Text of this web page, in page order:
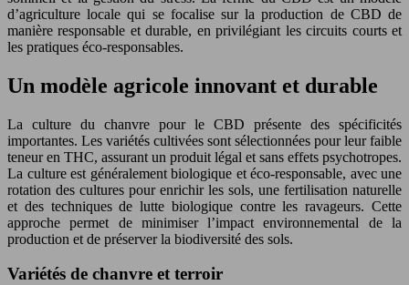
d’agriculture locale qui se focalise sur la production de CBD de
manière responsable et durable, en privilégiant les circuits courts et
les pratiques éco-responsables.
Un modèle agricole innovant et durable
La culture du chanvre pour le CBD présente des spécificités
importantes. Les variétés cultivées sont sélectionnées pour leur faible
teneur en THC, assurant un produit légal et sans effets psychotropes.
La culture est généralement biologique et éco-responsable, avec une
rotation des cultures pour enrichir les sols, une fertilisation naturelle
et des techniques de lutte biologique contre les ravageurs. Cette
approche permet de minimiser l’impact environnemental de la
production et de préserver la biodiversité des sols.
Variétés de chanvre et terroir